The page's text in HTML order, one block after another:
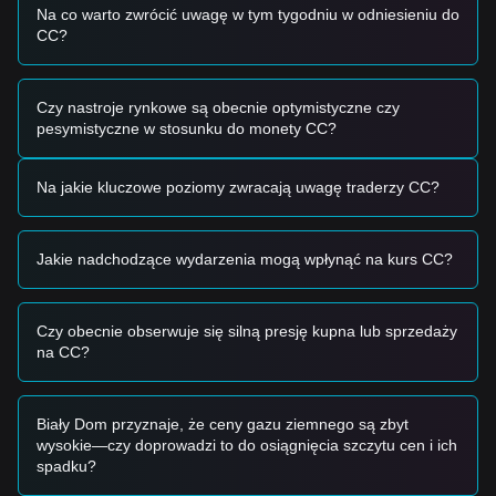
skupione na infrastrukturze.
Sygnały tradingowe
Potencjalna strefa zakupu
• Jeśli cena Canton zbliży się do poziomu wsparcia$0.0105i
pokaże oznaki odbicia, może to stanowić okazję do
krótkoterminowego zakupu.
to potwierdzić początek nowego trendu wzrostowego.
• Jeśli cena Canton spadnie poniżej psychologicznego
poziomu wsparcia
$0.0100
, rynek może wejść w głębszą
fazę krótkoterminowej korekty, potencjalnie testując strefy o
niższej płynności.
Strategia zakupu
Inwestorzy konserwatywni
$0.0105, aby dokonywać zakupów partiami.
zamknięcie dzienne powyżej oporu $0.0138przed
podążeniem za trendem.
Inwestorzy śledzący trend
Na co warto zwrócić uwagę w tym tygodniu w odniesieniu do
CC?
Czy nastroje rynkowe są obecnie optymistyczne czy
pesymistyczne w stosunku do monety CC?
Na jakie kluczowe poziomy zwracają uwagę traderzy CC?
Jakie nadchodzące wydarzenia mogą wpłynąć na kurs CC?
Czy obecnie obserwuje się silną presję kupna lub sprzedaży
na CC?
Biały Dom przyznaje, że ceny gazu ziemnego są zbyt
wysokie—czy doprowadzi to do osiągnięcia szczytu cen i ich
spadku?